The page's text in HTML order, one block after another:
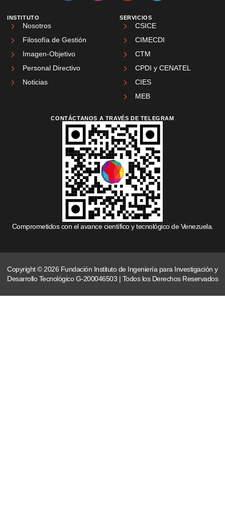
INSTITUTO
Nosotros
Filosofía de Gestión
Imagen-Objetivo
Personal Directivo
Noticias
SERVICIOS
CSICE
CIMECDI
CTM
CPDI y CENATEL
CIES
MEB
CONTÁCTANOS A TRAVÉS DE TELEGRAM
Comprometidos con el avance científico y tecnológico de Venezuela.
Copyright © 2026 Fundación Instituto de Ingeniería para Investigación y
Desarrollo Tecnológico G-200046503 | Todos los Derechos Reservados